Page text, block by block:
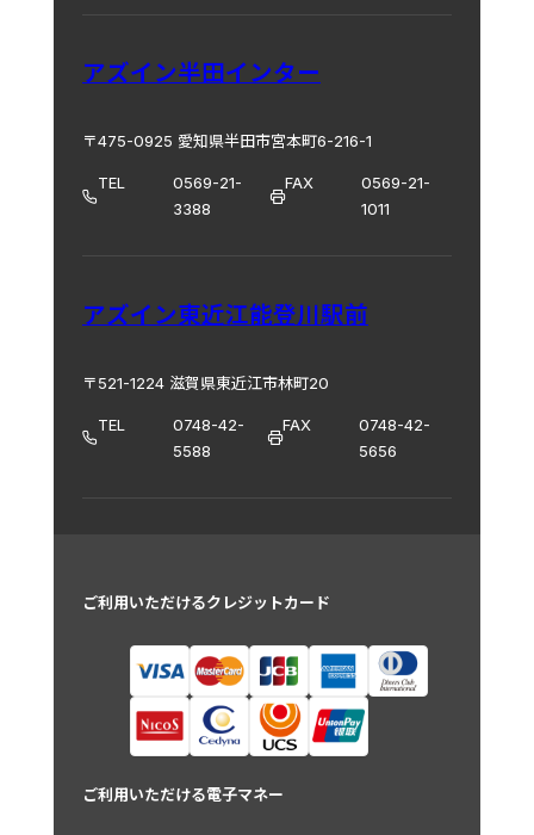
アズイン半田インター
〒475-0925 愛知県半田市宮本町6-216-1
TEL
0569-21-
3388
FAX
0569-21-
1011
アズイン東近江能登川駅前
〒521-1224 滋賀県東近江市林町20
TEL
0748-42-
5588
FAX
0748-42-
5656
ご利用いただけるクレジットカード
ご利用いただける電子マネー